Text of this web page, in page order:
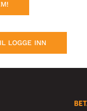
LOGGE INN